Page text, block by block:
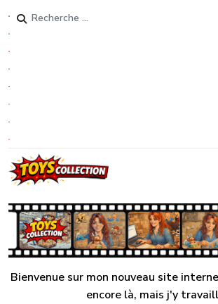
Rechercher
Bienvenue sur mon nouveau site
encore là, mais j'y